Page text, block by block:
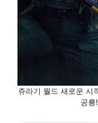
쥬라기 월드 새로운 시
공